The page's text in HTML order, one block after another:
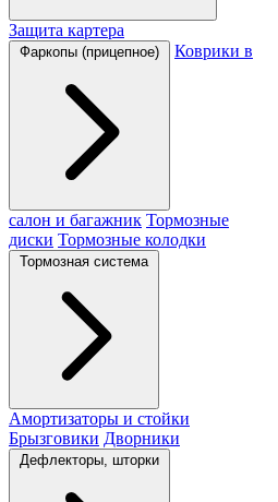
Защита картера
Фаркопы (прицепное) Коврики в
салон и багажник Тормозные
диски Тормозные колодки
Тормозная система
Амортизаторы и стойки
Брызговики Дворники
Дефлекторы, шторки